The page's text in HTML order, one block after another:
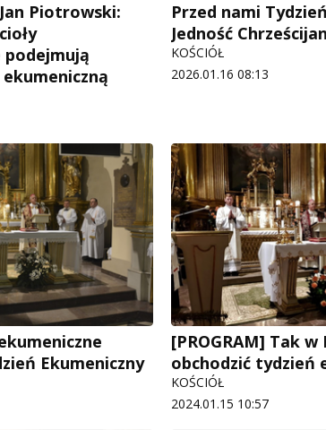
Piotrowski:
podejmują
Przed nami
Jedność Chrześcijan
KOŚCIÓŁ
2026.01.16 08:13
Ekumeniczny
[PROGRAM] Tak w
obchodzić tydzień
KOŚCIÓŁ
2024.01.15 10:57